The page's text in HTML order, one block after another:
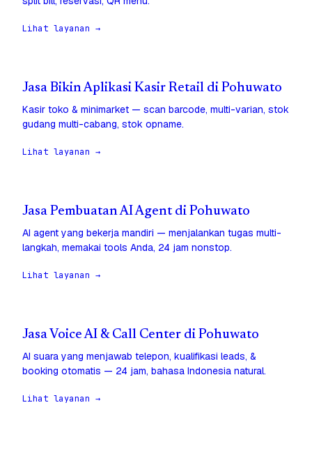
Lihat layanan →
Jasa Bikin Aplikasi Kasir Retail di Pohuwato
Kasir toko & minimarket — scan barcode, multi-varian, stok
gudang multi-cabang, stok opname.
Lihat layanan →
Jasa Pembuatan AI Agent di Pohuwato
AI agent yang bekerja mandiri — menjalankan tugas multi-
langkah, memakai tools Anda, 24 jam nonstop.
Lihat layanan →
Jasa Voice AI & Call Center di Pohuwato
AI suara yang menjawab telepon, kualifikasi leads, &
booking otomatis — 24 jam, bahasa Indonesia natural.
Lihat layanan →